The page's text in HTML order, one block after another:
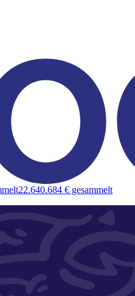
Tierfutter spenden VereineEuer
22.640.684 € gesammelt